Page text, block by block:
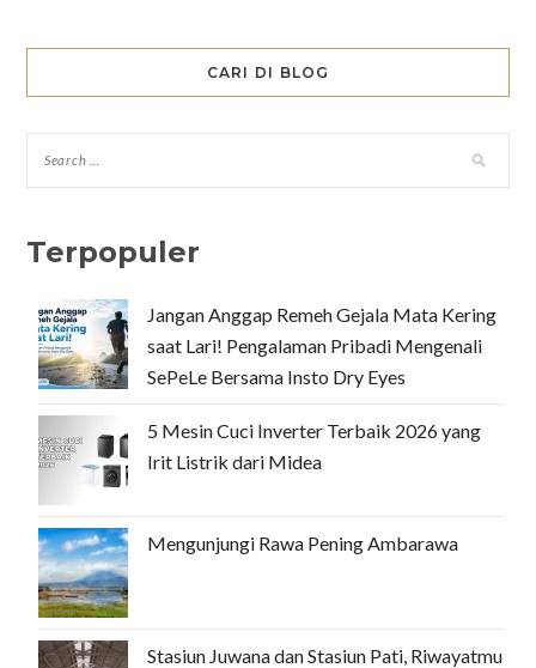
CARI DI BLOG
Terpopuler
Jangan Anggap Remeh Gejala Mata Kering
saat Lari! Pengalaman Pribadi Mengenali
SePeLe Bersama Insto Dry Eyes
5 Mesin Cuci Inverter Terbaik 2026 yang
Irit Listrik dari Midea
Mengunjungi Rawa Pening Ambarawa
Stasiun Juwana dan Stasiun Pati, Riwayatmu